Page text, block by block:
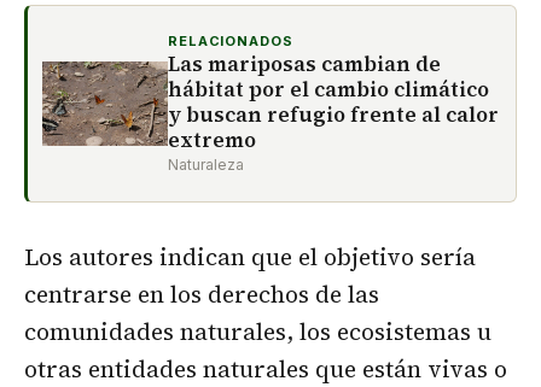
RELACIONADOS
Las mariposas cambian de
hábitat por el cambio climático
y buscan refugio frente al calor
extremo
Naturaleza
Los autores indican que el objetivo sería
centrarse en los derechos de las
comunidades naturales, los ecosistemas u
otras entidades naturales que están vivas o